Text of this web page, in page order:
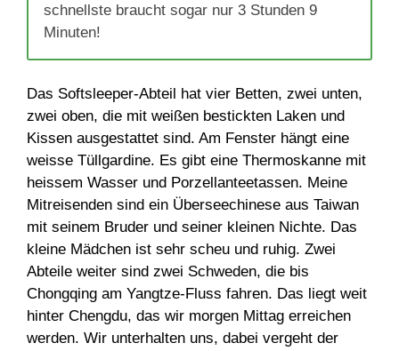
schnellste braucht sogar nur 3 Stunden 9
Minuten!
Das Softsleeper-Abteil hat vier Betten, zwei unten,
zwei oben, die mit weißen bestickten Laken und
Kissen ausgestattet sind. Am Fenster hängt eine
weisse Tüllgardine. Es gibt eine Thermoskanne mit
heissem Wasser und Porzellanteetassen. Meine
Mitreisenden sind ein Überseechinese aus Taiwan
mit seinem Bruder und seiner kleinen Nichte. Das
kleine Mädchen ist sehr scheu und ruhig. Zwei
Abteile weiter sind zwei Schweden, die bis
Chongqing am Yangtze-Fluss fahren. Das liegt weit
hinter Chengdu, das wir morgen Mittag erreichen
werden. Wir unterhalten uns, dabei vergeht der